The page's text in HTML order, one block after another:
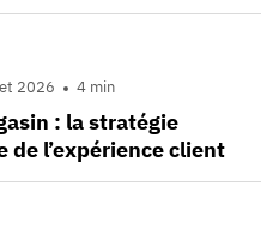
2026 4 min
: la stratégie
de l’expérience client